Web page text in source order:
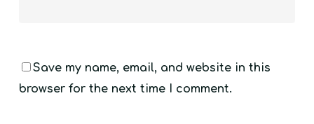
Save my name, email, and website in this
browser for the next time I comment.